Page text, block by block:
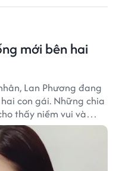
mới bên hai
Lan Phương đang
con gái. Những chia
thấy niềm vui và
điều bình dị mỗi